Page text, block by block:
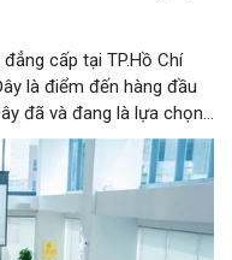
cấp tại TP.Hồ Chí
là điểm đến hàng đầu
đã và đang là lựa chọn
như cá nhân khi tìm
giữa lòng thành phố